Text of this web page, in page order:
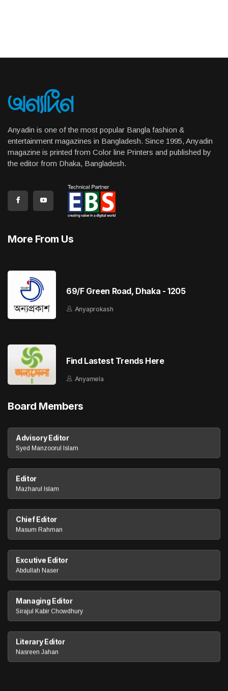
Anyadin is one of the most popular Bangla fashion &
entertainment magazines in Bangladesh. Since 1995, Anyadin
magazine is printed from Color line Printers and published by
the editor from Dhaka, Bangladesh.
More From Us
69/F Green Road, Dhaka - 1205
Anyaprokash
Find Lastest Trends Here
Anyamela
Board Members
Advisory Editor
Syed Manzoorul Islam
Editor
Mazharul Islam
Chief Editor
Masum Rahman
Excutive Editor
Abdullah Naser
Managing Editor
Sirajul Kabir Chowdhury
Literary Editor
Nasreen Jahan